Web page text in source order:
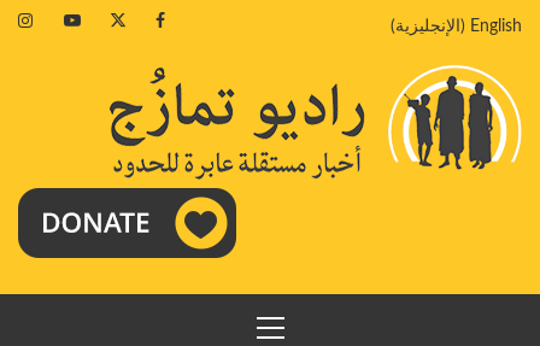
إلىEnglish
( الإنجليزية)
Facebook
Twitter
Youtube
القائمة